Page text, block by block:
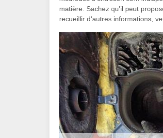
matière. Sachez qu'il peut
recueillir d'autres informations,